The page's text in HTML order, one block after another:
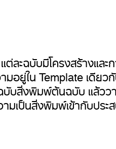
ะฉบับมีโครงสร้างและ
ยู่ใน Template เดียว
บสิ่งพิมพ์ต้นฉบับ แล้วว
เป็นสิ่งพิมพ์เข้ากับปร